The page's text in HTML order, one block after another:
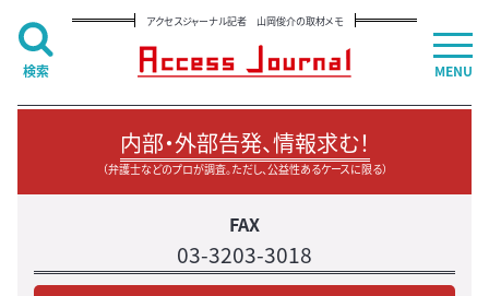
アクセスジャーナル記者 山岡俊介の取材メモ
内部・外部告発、情報求む！
（弁護士などのプロが調査。ただし、公益性あるケースに限る）
FAX
03-3203-3018
MENU
検索